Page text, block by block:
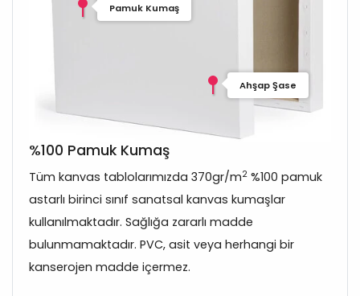
Pamuk Kumaş
Ahşap Şase
%100 Pamuk Kumaş
Tüm kanvas tablolarımızda 370gr/m2 %100 pamuk
astarlı birinci sınıf sanatsal kanvas kumaşlar
kullanılmaktadır. Sağlığa zararlı madde
bulunmamaktadır. PVC, asit veya herhangi bir
kanserojen madde içermez.